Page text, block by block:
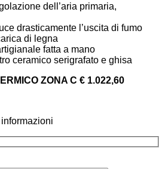
dell’aria primaria,
drasticamente l’uscita di fumo
di legna
fatta a mano
ceramico serigrafato e ghisa
ZONA C € 1.022,60